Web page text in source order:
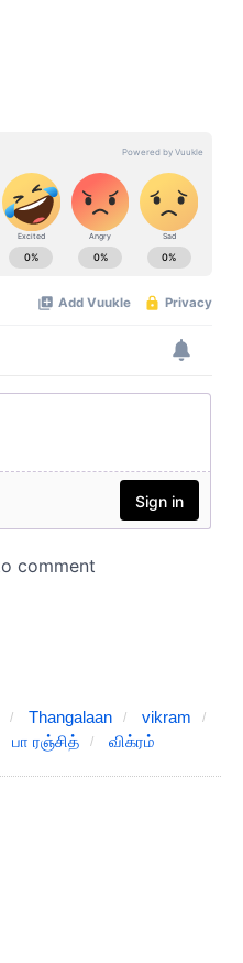
Thangalaan
vikram
பா ரஞ்சித் விக்ரம்